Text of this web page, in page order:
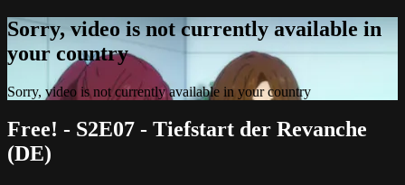
Sorry, video is not currently available in
your country
Sorry, video is not currently available in your country
Free! - S2E07 - Tiefstart der Revanche
(DE)